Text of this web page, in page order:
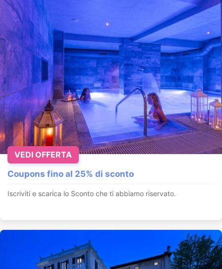
Coupons fino al 25% di sconto
Iscriviti e scarica lo Sconto che ti abbiamo riservato.
VEDI OFFERTA